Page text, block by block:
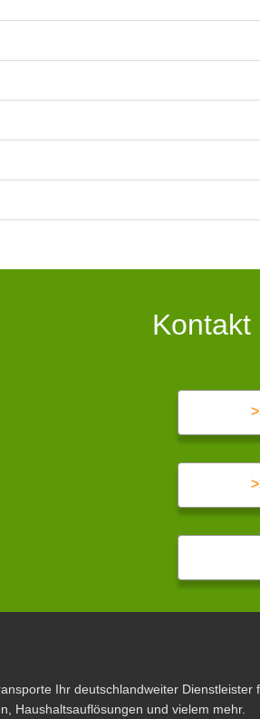
Ihr deutschlandweiter Dienstleister
Haushaltsauflösungen und vielem mehr.